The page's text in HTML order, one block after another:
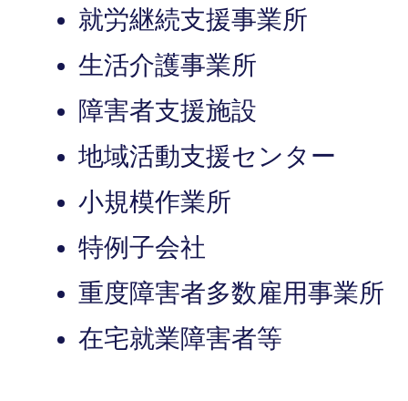
就労継続支援事業所
生活介護事業所
障害者支援施設
地域活動支援センター
小規模作業所
特例子会社
重度障害者多数雇用事業所
在宅就業障害者等